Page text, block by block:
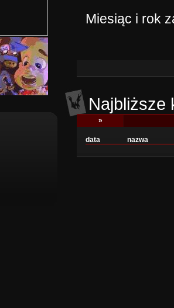
Miesiąc i rok
Najbliższe
»
data nazwa